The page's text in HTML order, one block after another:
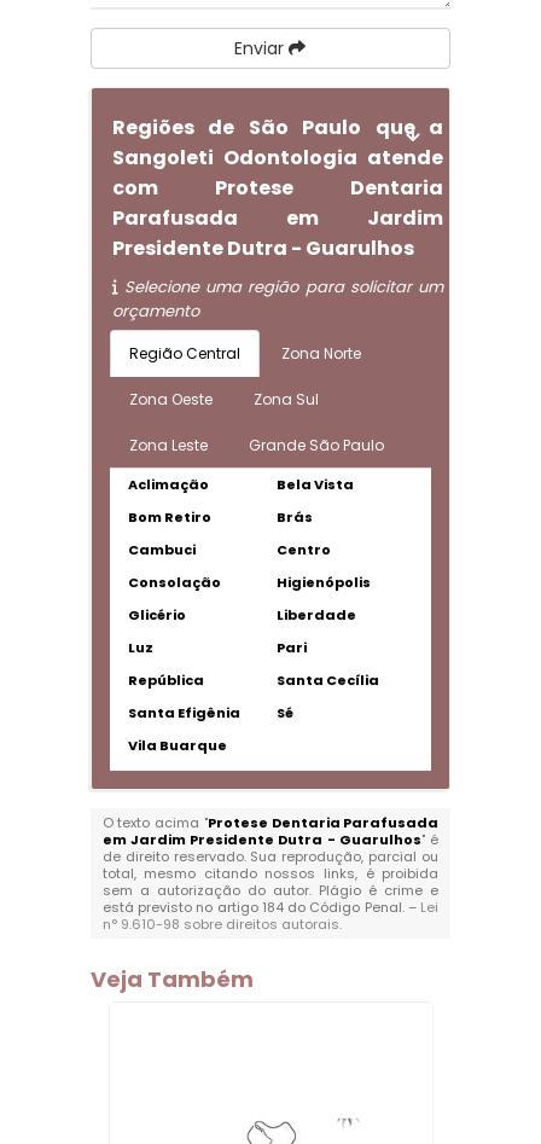
Enviar
Regiões de São Paulo que a
Sangoleti Odontologia atende
com Protese Dentaria
Parafusada em Jardim
Presidente Dutra - Guarulhos
Selecione uma região para solicitar um
orçamento
Região Central Zona Norte
Zona Oeste Zona Sul
Zona Leste Grande São Paulo
Aclimação
Bela Vista
Bom Retiro
Brás
Cambuci
Centro
Consolação
Higienópolis
Glicério
Liberdade
Luz
Pari
República
Santa Cecília
Santa Efigênia
Sé
Vila Buarque
O texto acima "Protese Dentaria Parafusada
em Jardim Presidente Dutra - Guarulhos" é
de direito reservado. Sua reprodução, parcial ou
total, mesmo citando nossos links, é proibida
sem a autorização do autor. Plágio é crime e
está previsto no artigo 184 do Código Penal. – Lei
n° 9.610-98 sobre direitos autorais.
Veja Também